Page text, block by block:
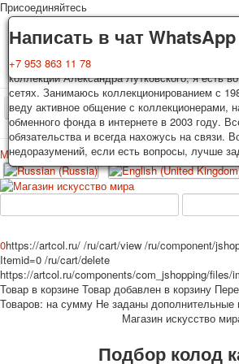
Доставка
Колоды, почтовые открытки тщательно
отправляются в течении 3-4 рабочих дней
Исключение: репринт под заказ, такие колоды
течении 7-8 рабочих дней. Отправка
с треком отслеживания. Цена пересылки
почты на момент покупки. По желанию
отправка СДЕК или другими транспортными
Гарантия
Вы покупаете колоды игральных карт,
коллекции Александра Лутковского, я есть
сетях. Занимаюсь коллекционированием с
веду активное общение с коллекционерами,
обменного фонда в интернете в 2003 году.
обязательства и всегда нахожусь на связи.
недоразумений, если есть вопросы, лучше
Написать в чат WhatsApp
+7 953 863 11 78
Присоединяйтесь
TPL_PROTOSTAR_TOGGLE_MENU
Главная Игральные карты
Меню
Главная
Игральные карты
Эротические рисунки
Рекламные
Эротические фотоколоды
Пин-ап
Политические
Войти
0https://artcol.ru/ /ru/cart/view /ru/component/
Itemid=0 /ru/cart/delete
https://artcol.ru/components/com_jshopping/files/
Товар в корзине Товар добавлен в корзину
Товаров: на сумму Не заданы дополнительные
Магазин искусство
Подбор колод